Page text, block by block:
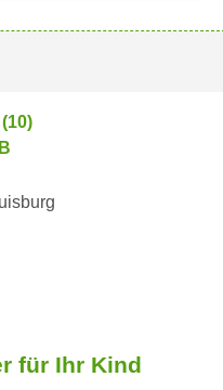
für Ihr Kind